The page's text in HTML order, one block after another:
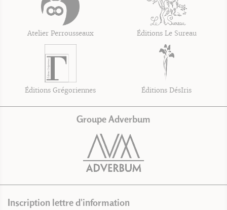
Atelier Perrousseaux Éditions Le Sureau
Éditions Grégoriennes Éditions DésIris
Groupe Adverbum
Inscription lettre d'information